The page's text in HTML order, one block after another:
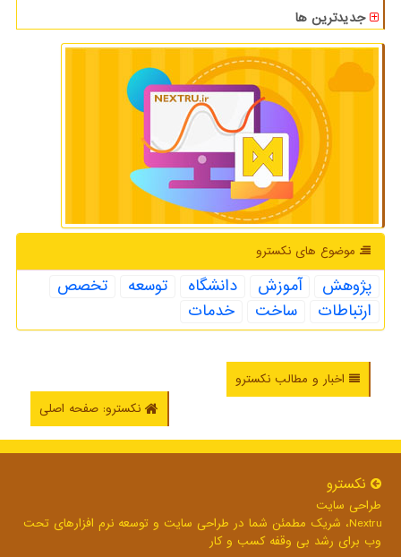
جدیدترین ها
موضوع های نكسترو
پژوهش آموزش دانشگاه توسعه
تخصص
ارتباطات
ساخت خدمات
اخبار و مطالب نکسترو
نکسترو: صفحه اصلی
نكسترو
طراحی سایت
Nextru، شریک مطمئن شما در طراحی سایت و توسعه نرم افزارهای تحت
وب برای رشد بی وقفه کسب و کار